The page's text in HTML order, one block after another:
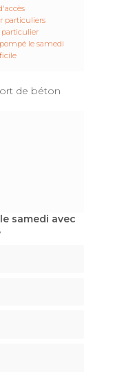
particuliers
particulier
le samedi
de béton
samedi avec